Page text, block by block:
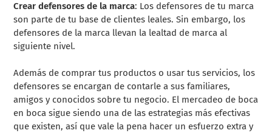
Crear defensores de la marca: Los defensores de tu marca
son parte de tu base de clientes leales. Sin embargo, los
defensores de la marca llevan la lealtad de marca al
siguiente nivel.
Además de comprar tus productos o usar tus servicios, los
defensores se encargan de contarle a sus familiares,
amigos y conocidos sobre tu negocio. El mercadeo de boca
en boca sigue siendo una de las estrategias más efectivas
que existen, así que vale la pena hacer un esfuerzo extra y